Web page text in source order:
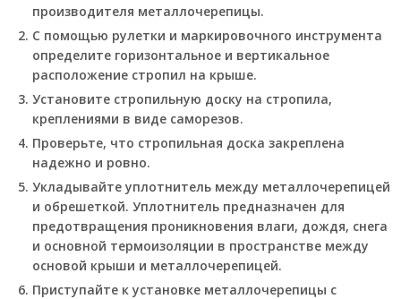
производителя металлочерепицы.
С помощью рулетки и маркировочного инструмента
определите горизонтальное и вертикальное
расположение стропил на крыше.
Установите стропильную доску на стропила,
креплениями в виде саморезов.
Проверьте, что стропильная доска закреплена
надежно и ровно.
Укладывайте уплотнитель между металлочерепицей
и обрешеткой. Уплотнитель предназначен для
предотвращения проникновения влаги, дождя, снега
и основной термоизоляции в пространстве между
основой крыши и металлочерепицей.
Приступайте к установке металлочерепицы с